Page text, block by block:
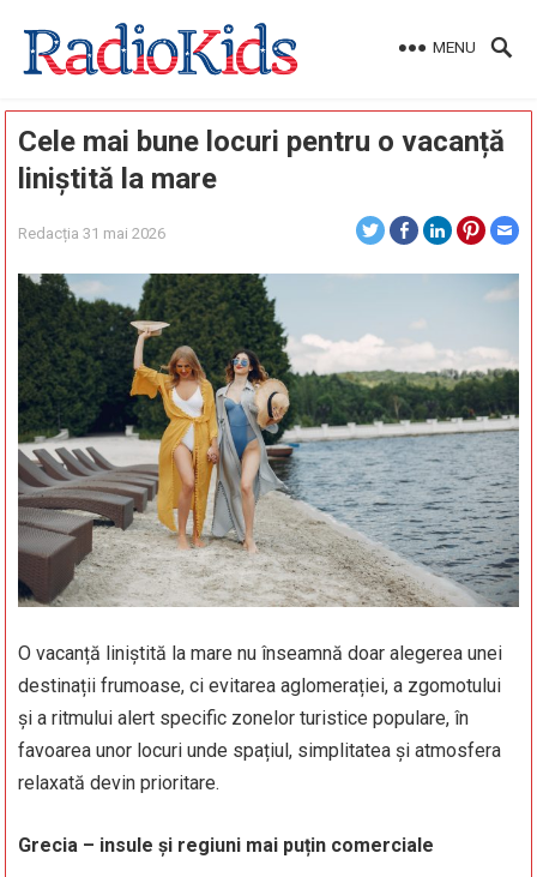
MENU
Cele mai bune locuri pentru o vacanță
liniștită la mare
Redacția 31 mai 2026
O vacanță liniștită la mare nu înseamnă doar alegerea unei
destinații frumoase, ci evitarea aglomerației, a zgomotului
și a ritmului alert specific zonelor turistice populare, în
favoarea unor locuri unde spațiul, simplitatea și atmosfera
relaxată devin prioritare.
Grecia – insule și regiuni mai puțin comerciale